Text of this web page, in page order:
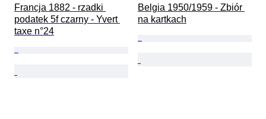
Francja 1882 - rzadki
podatek 5f czarny - Yvert
taxe n°24
Belgia 1950/1959 - Zbiór
na kartkach